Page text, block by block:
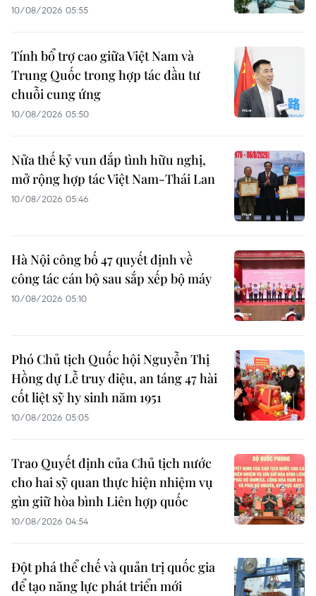
10/08/2026 05:55
Tính bổ trợ cao giữa Việt Nam và
Trung Quốc trong hợp tác đầu tư
chuỗi cung ứng
10/08/2026 05:50
Nửa thế kỷ vun đắp tình hữu nghị,
mở rộng hợp tác Việt Nam-Thái Lan
10/08/2026 05:46
Hà Nội công bố 47 quyết định về
công tác cán bộ sau sắp xếp bộ máy
10/08/2026 05:10
Phó Chủ tịch Quốc hội Nguyễn Thị
Hồng dự Lễ truy điệu, an táng 47 hài
cốt liệt sỹ hy sinh năm 1951
10/08/2026 05:05
Trao Quyết định của Chủ tịch nước
cho hai sỹ quan thực hiện nhiệm vụ
gìn giữ hòa bình Liên hợp quốc
10/08/2026 04:54
Đột phá thể chế và quản trị quốc gia
để tạo năng lực phát triển mới